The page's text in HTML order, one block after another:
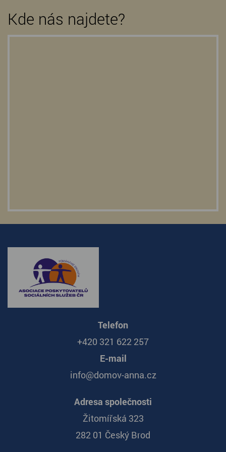
Kde nás najdete?
Telefon
+420 321 622 257
E-mail
info@domov-anna.cz
Adresa společnosti
Žitomířská 323
282 01 Český Brod